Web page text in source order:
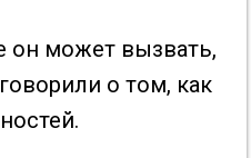
он может вызвать,
о том, как